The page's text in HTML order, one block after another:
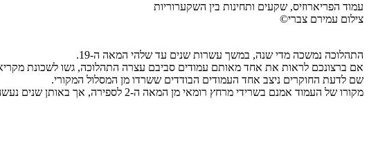
עמוד הפריארוזיס, שקעים ותחינות בין השקערוריות
צילום עמירם צברי©
התהלוכה נמשכה מדי שנה, במשך עשרות שנים עד שלהי המאה ה-19.
אם ברצונכם לראות את אחד מאותם עמודים סביבם עצרה התהלוכה, גשו לשכונת
שם לדעת החוקרים ניצב אחד העמודים הבודדים ששרדו מן המסלול המקורי.
מקורו של העמוד אמנם בשרידי מרחץ רומאי מן המאה ה-2 לספירה, אך באותן שנים נעשה בו שימוש משני בטקס הפריארוזיס.